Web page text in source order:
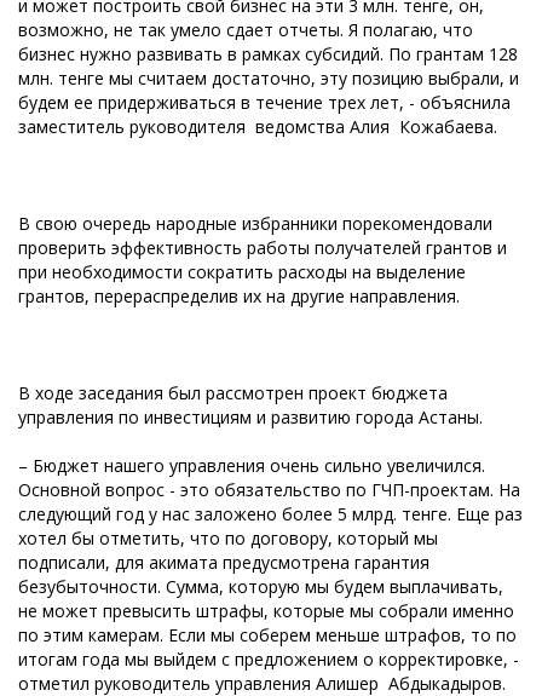
и может построить свой бизнес на эти 3 млн. тенге, он,
возможно, не так умело сдает отчеты. Я полагаю, что
бизнес нужно развивать в рамках субсидий. По грантам 128
млн. тенге мы считаем достаточно, эту позицию выбрали, и
будем ее придерживаться в течение трех лет, - объяснила
заместитель руководителя ведомства Алия Кожабаева.
В свою очередь народные избранники порекомендовали
проверить эффективность работы получателей грантов и
при необходимости сократить расходы на выделение
грантов, перераспределив их на другие направления.
В ходе заседания был рассмотрен проект бюджета
управления по инвестициям и развитию города Астаны.
– Бюджет нашего управления очень сильно увеличился.
Основной вопрос - это обязательство по ГЧП-проектам. На
следующий год у нас заложено более 5 млрд. тенге. Еще раз
хотел бы отметить, что по договору, который мы
подписали, для акимата предусмотрена гарантия
безубыточности. Сумма, которую мы будем выплачивать,
не может превысить штрафы, которые мы собрали именно
по этим камерам. Если мы соберем меньше штрафов, то по
итогам года мы выйдем с предложением о корректировке, -
отметил руководитель управления Алишер Абдыкадыров.